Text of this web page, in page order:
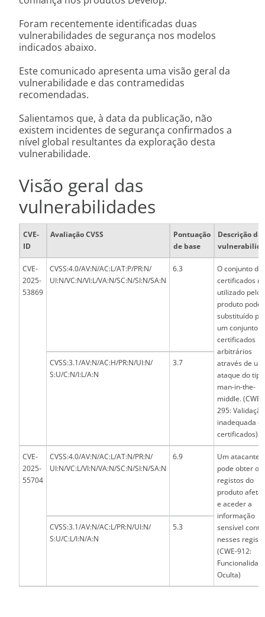
Foram recentemente identificadas duas
vulnerabilidades de segurança nos modelos
indicados abaixo.
Este comunicado apresenta uma visão geral da
vulnerabilidade e das contramedidas
recomendadas.
Salientamos que, à data da publicação, não
existem incidentes de segurança confirmados a
nível global resultantes da exploração desta
vulnerabilidade.
Visão geral das
vulnerabilidades
CVE-
ID
Avaliação CVSS
Pontuação
de base
Descrição da
CVE-
2025-
53869
CVSS:4.0/AV:N/AC:L/AT:P/PR:N/
UI:N/VC:N/VI:L/VA:N/SC:N/SI:N/SA:N
6.3
O conjunto de
certificados
utilizado pelo
produto pode
substituído
um conjunto
certificados
arbitrários
através de um
ataque do tipo
man-in-the-
middle. (CWE-
295: Validação
inadequada
certificados)
CVSS:3.1/AV:N/AC:H/PR:N/UI:N/
S:U/C:N/I:L/A:N
3.7
CVE-
2025-
55704
CVSS:4.0/AV:N/AC:L/AT:N/PR:N/
UI:N/VC:L/VI:N/VA:N/SC:N/SI:N/SA:N
6.9
Um atacante
pode obter os
registos do
produto
e aceder a
informação
sensível
nesses
(CWE-912:
Oculta)
CVSS:3.1/AV:N/AC:L/PR:N/UI:N/
S:U/C:L/I:N/A:N
5.3